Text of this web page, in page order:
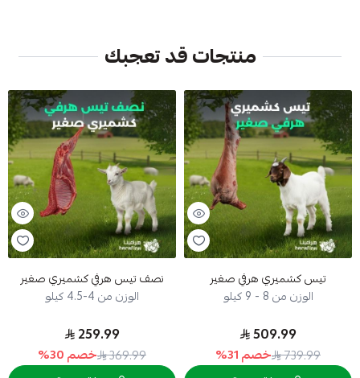
منتجات قد تعجبك
تيس كشميري هرفي صغير
الوزن من 8 - 9 كيلو
509.99
739.99 خصم31
%
نصف تيس هرفي كشميري صغير
الوزن من 4-4.5 كيلو
259.99
369.99 خصم30
%